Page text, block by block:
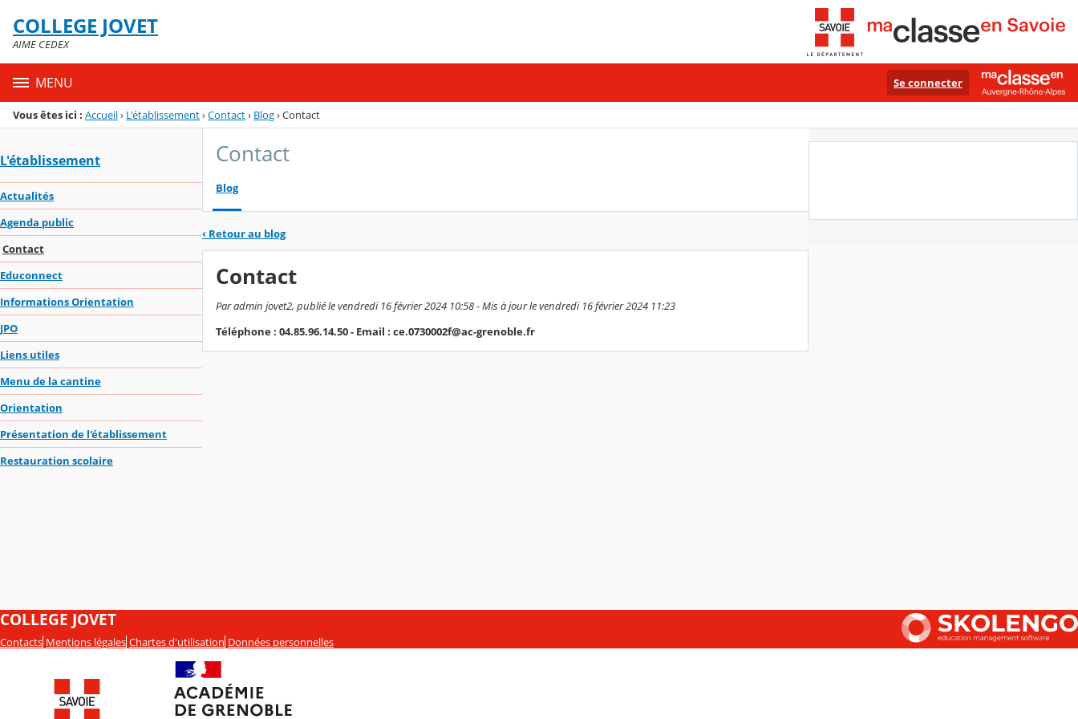
Menu de la rubrique
Contenu
COLLEGE JOVET
AIME CEDEX
MENU Se connecter
Vous êtes ici : Accueil› L'établissement›Contact› Blog›Contact
L'établissement
Actualités
Agenda public
Contact
Educonnect
Informations Orientation
JPO
Liens utiles
Menu de la cantine
Orientation
Présentation de l'établissement
Restauration scolaire
Contact
Blog
‹ Retour au blog
Contact
Par admin jovet2, publié le vendredi 16 février 2024 10:58 - Mis à jour le vendredi 16 février 2024 11:23
Téléphone : 04.85.96.14.50 - Email : ce.0730002f@ac-grenoble.fr
COLLEGE JOVET
Contacts Mentions légales Chartes d'utilisation Données personnelles